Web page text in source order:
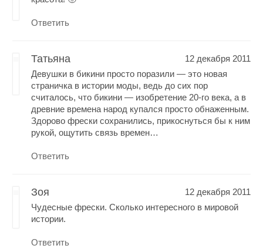
Ответить
Татьяна
12 декабря 2011
Девушки в бикини просто поразили — это новая
страничка в истории моды, ведь до сих пор
считалось, что бикини — изобретение 20-го века, а в
древние времена народ купался просто обнаженным.
Здорово фрески сохранились, прикоснуться бы к ним
рукой, ощутить связь времен…
Ответить
Зоя
12 декабря 2011
Чудесные фрески. Сколько интересного в мировой
истории.
Ответить